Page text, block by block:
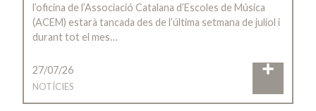
l’oficina de l’Associació Catalana d’Escoles de Música
(ACEM) estarà tancada des de l’última setmana de juliol i
durant tot el mes…
27/07/26
NOTÍCIES